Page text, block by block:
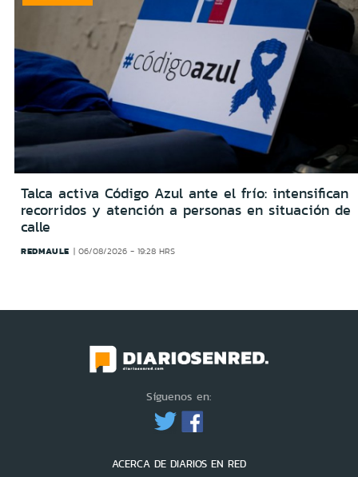
Talca activa Código Azul ante el frío: intensifican
recorridos y atención a personas en situación de
calle
REDMAULE 06/08/2026 - 19:28 HRS
Síguenos en:
ACERCA DE DIARIOS EN RED